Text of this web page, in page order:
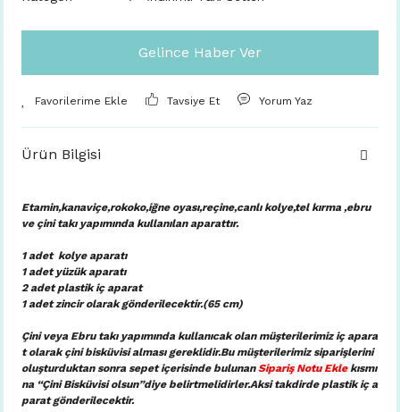
Gelince Haber Ver
Tavsiye Et Yorum Yaz
Ürün Bilgisi
Etamin,kanaviçe,rokoko,iğne oyası,reçine,canlı kolye,tel kırma ,ebru
ve çini takı yapımında kullanılan aparattır.
1 adet kolye aparatı
1 adet yüzük aparatı
2 adet plastik iç aparat
1 adet zincir olarak gönderilecektir.(65 cm)
Çini veya Ebru takı yapımında kullanıcak olan müşterilerimiz iç apara
t olarak çini bisküvisi alması gereklidir.Bu müşterilerimiz siparişlerini
oluşturduktan sonra sepet içerisinde bulunanSipariş Notu Eklekısmı
na “Çini Bisküvisi olsun”diye belirtmelidirler.Aksi takdirde plastik iç a
parat gönderilecektir.